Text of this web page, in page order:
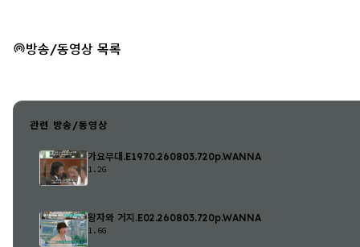
방송/동영상 목록
관련 방송/동영상
가요무대.E1970.260803.720p.WANNA
1.2G
왕자와 거지.E02.260803.720p.WANNA
1.6G